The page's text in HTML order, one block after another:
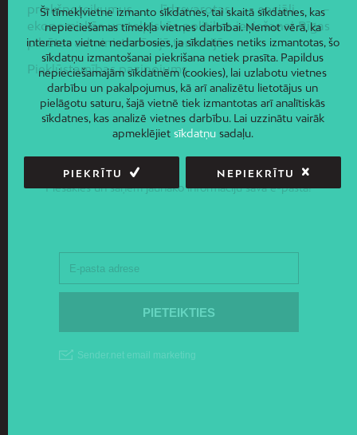
priekšnoteikumus līdzsvarotas sociāli –
ekonomiskās un telpiskās politikas ieviešanai Rīgas
pilsētas administratīvajā teritorijā.
Piekļūstamības paziņojums
JAUNUMI E-PASTĀ
Piesakies un saņem jaunāko informāciju savā e-pastā!
Šī tīmekļvietne izmanto sīkdatnes, tai skaitā sīkdatnes, kas
nepieciešamas tīmekļa vietnes darbībai. Ņemot vērā, ka
interneta vietne nedarbosies, ja sīkdatnes netiks izmantotas, šo
sīkdatņu izmantošanai piekrišana netiek prasīta. Papildus
nepieciešamajām sīkdatnēm (cookies), lai uzlabotu vietnes
darbību un pakalpojumus, kā arī analizētu lietotājus un
pielāgotu saturu, šajā vietnē tiek izmantotas arī analītiskās
sīkdatnes, kas analizē vietnes darbību. Lai uzzinātu vairāk
apmeklējiet sīkdatņusadaļu.
PIEKRĪTU NEPIEKRĪTU